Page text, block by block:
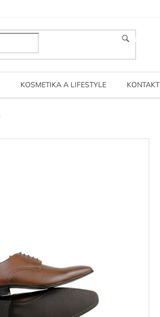
HLEDAT
KOSMETIKA A LIFESTYLE KONTAKT